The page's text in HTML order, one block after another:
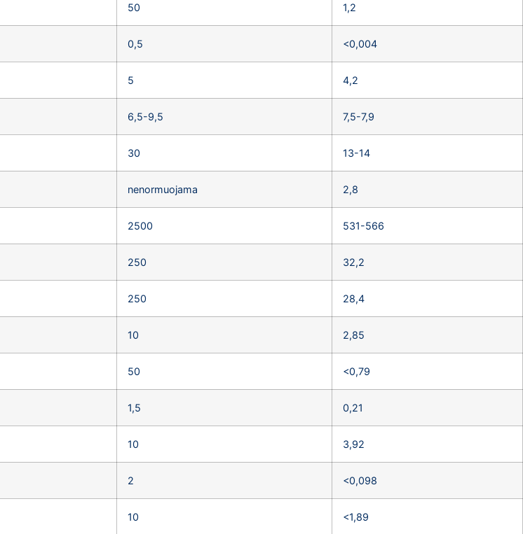
50 1,2
0,5 <0,004
5 4,2
6,5-9,5 7,5-7,9
30 13-14
nenormuojama 2,8
2500 531-566
250 32,2
250 28,4
10 2,85
50 <0,79
1,5 0,21
10 3,92
2 <0,098
10 <1,89